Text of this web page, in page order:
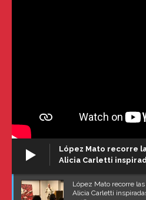
López Mato recorre
Alicia Carletti
López Mato recorre
Alicia Carletti